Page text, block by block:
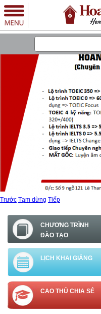
Nhảy đến nội dung
Trước Tạm dừng Tiếp
CHƯƠNG TRÌNH
ĐÀO TẠO
LỊCH KHAI GIẢNG
CAO THỦ CHIA SẺ